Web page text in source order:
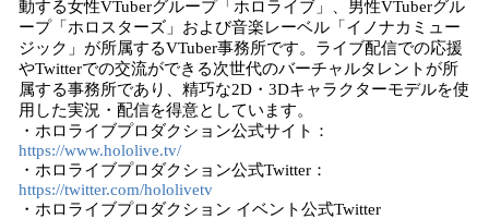
動する女性VTuberグループ「ホロライブ」、男性VTuberグル
ープ「ホロスターズ」および音楽レーベル「イノナカミュー
ジック」が所属するVTuber事務所です。ライブ配信での応援
やTwitterでの交流ができる次世代のバーチャルタレントが所
属する事務所であり、精巧な2D・3Dキャラクターモデルを使
用した実況・配信を得意としています。
・ホロライブプロダクション公式サイト：
https://www.hololive.tv/
・ホロライブプロダクション公式Twitter：
https://twitter.com/hololivetv
・ホロライブプロダクション イベント公式Twitter